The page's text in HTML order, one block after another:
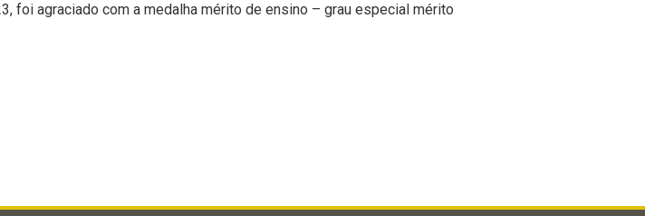
foi agraciado com a medalha mérito de ensino – grau especial mérito